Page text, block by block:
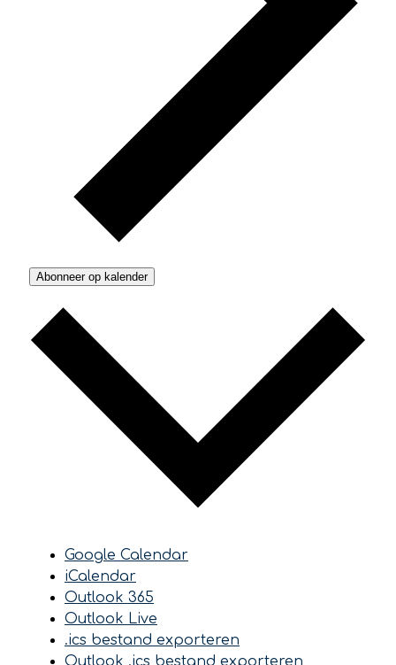
Abonneer op kalender
Google Calendar
iCalendar
Outlook 365
Outlook Live
.ics bestand exporteren
Outlook .ics bestand exporteren